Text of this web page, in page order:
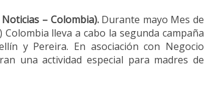
– Colombia). Durante mayo Mes de
lleva a cabo la segunda campaña
y Pereira. En asociación con Negocio
una actividad especial para madres de